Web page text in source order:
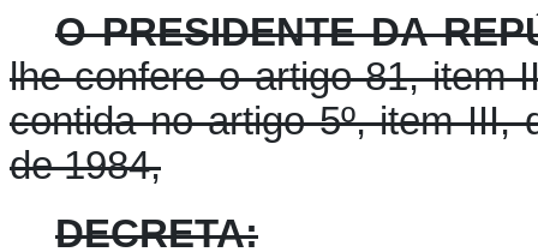
O PRESIDENTE DA
lhe confere o artigo 81, item
contida no artigo 5º, item III,
de 1984,
DECRETA: